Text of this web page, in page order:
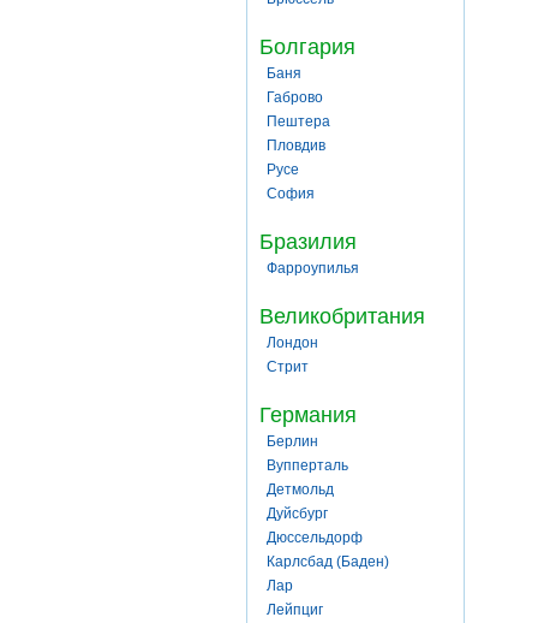
Болгария
Баня
Габрово
Пештера
Пловдив
Русе
София
Бразилия
Фарроупилья
Великобритания
Лондон
Стрит
Германия
Берлин
Вупперталь
Детмольд
Дуйсбург
Дюссельдорф
Карлсбад (Баден)
Лар
Лейпциг